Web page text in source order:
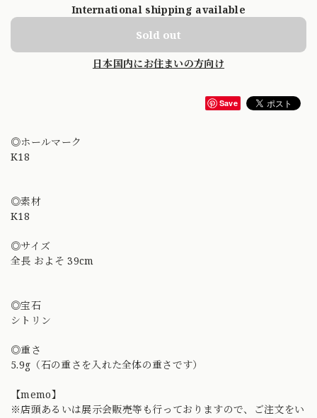
International shipping available
Sold out
日本国内にお住まいの方向け
Save
◎ホールマーク
K18
◎素材
K18
◎サイズ
全長 およそ 39cm
◎宝石
シトリン
◎重さ
5.9g（石の重さを入れた全体の重さです）
【memo】
※店頭あるいは展示会販売等も行っておりますので、ご注文をい